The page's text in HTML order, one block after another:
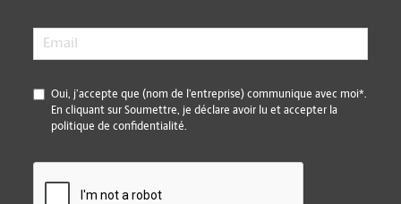
Email
*
Oui, j’accepte que (nom de l’entreprise) communique avec moi*.
En cliquant sur Soumettre, je déclare avoir lu et accepter la
politique de confidentialité.